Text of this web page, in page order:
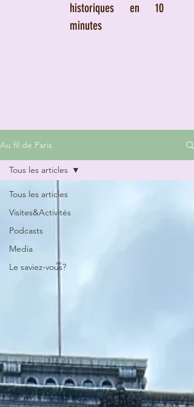
historiques en 10
minutes
Au fil de Paris
Tous les articles
Visites&Activités
Podcasts
Media
Le saviez-vous?
Tous les articles